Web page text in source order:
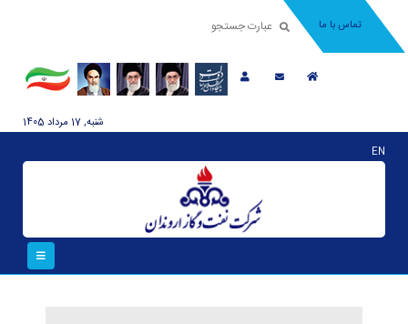
تماس با ما
شنبه, 17 مرداد 1405
EN